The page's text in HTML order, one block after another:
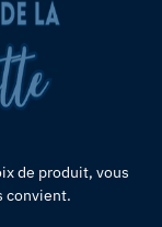
de produit, vous
convient.